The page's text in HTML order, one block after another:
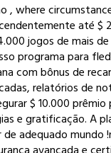
where
até
jogos de mais
programa para
com bônus de
relatórios de
$ 10.000
e gratificação. A
adequado mundo